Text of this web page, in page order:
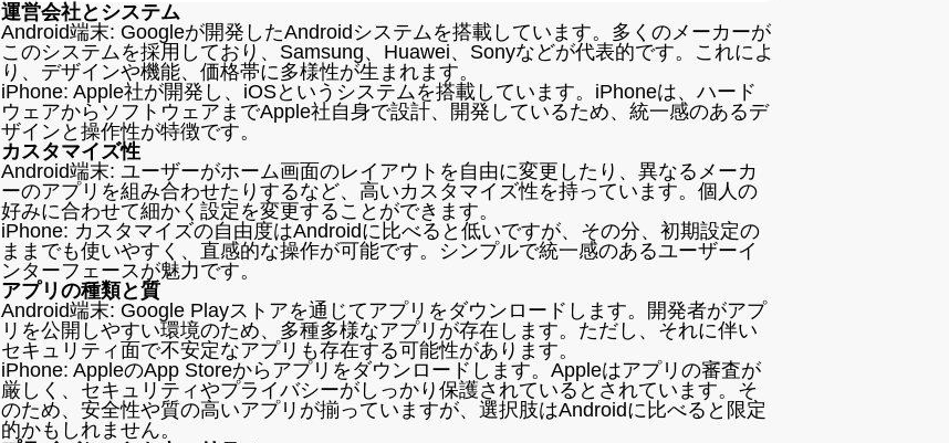
運営会社とシステム
Android端末: Googleが開発したAndroidシステムを搭載しています。多くのメーカーが
このシステムを採用しており、Samsung、Huawei、Sonyなどが代表的です。これによ
り、デザインや機能、価格帯に多様性が生まれます。
iPhone: Apple社が開発し、iOSというシステムを搭載しています。iPhoneは、ハード
ウェアからソフトウェアまでApple社自身で設計、開発しているため、統一感のあるデ
ザインと操作性が特徴です。
カスタマイズ性
Android端末: ユーザーがホーム画面のレイアウトを自由に変更したり、異なるメーカ
ーのアプリを組み合わせたりするなど、高いカスタマイズ性を持っています。個人の
好みに合わせて細かく設定を変更することができます。
iPhone: カスタマイズの自由度はAndroidに比べると低いですが、その分、初期設定の
ままでも使いやすく、直感的な操作が可能です。シンプルで統一感のあるユーザーイ
ンターフェースが魅力です。
アプリの種類と質
Android端末: Google Playストアを通じてアプリをダウンロードします。開発者がアプ
リを公開しやすい環境のため、多種多様なアプリが存在します。ただし、それに伴い
セキュリティ面で不安定なアプリも存在する可能性があります。
iPhone: AppleのApp Storeからアプリをダウンロードします。Appleはアプリの審査が
厳しく、セキュリティやプライバシーがしっかり保護されているとされています。そ
のため、安全性や質の高いアプリが揃っていますが、選択肢はAndroidに比べると限定
的かもしれません。